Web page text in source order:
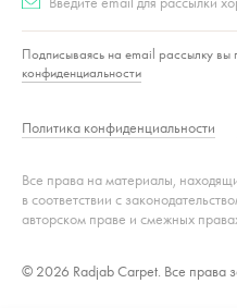
Подписываясь на email рассылку вы
конфиденциальности
Политика конфиденциальности
Все права на материалы,
в соответствии с
авторском праве и смежных
© 2026 Radjab Carpet. Все права